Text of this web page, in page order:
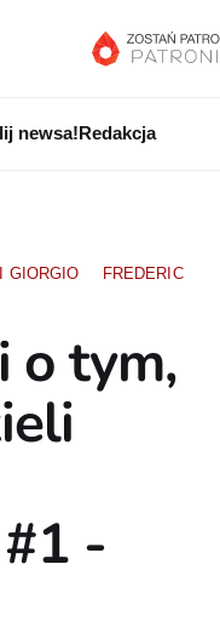
newsa!Redakcja
GIORGIO
FREDERIC
o tym,
-